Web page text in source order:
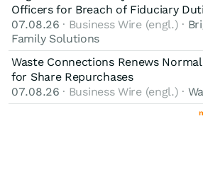
Officers for Breach of Fiduciary
07.08.26 · Business Wire (engl.) ·
Family Solutions
Waste Connections Renews
for Share Repurchases
07.08.26 · Business Wire (engl.) ·